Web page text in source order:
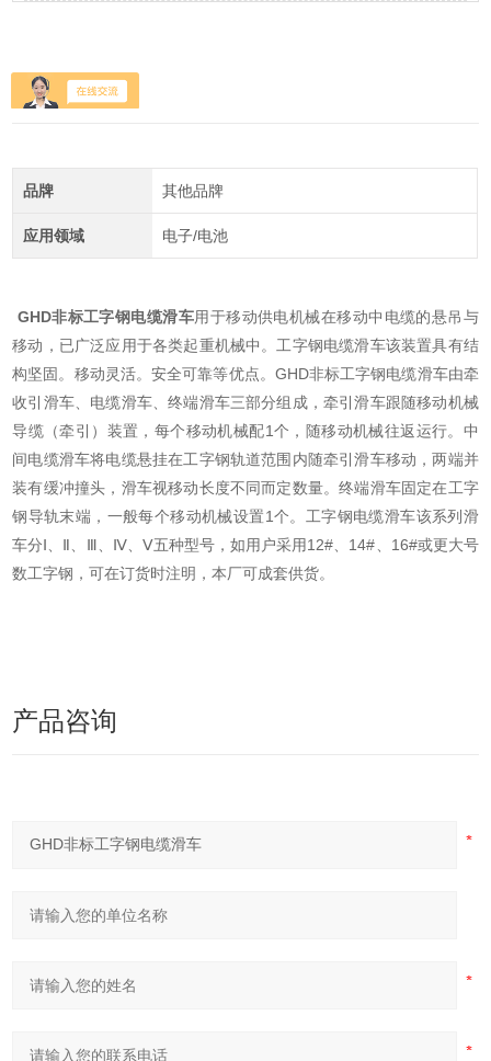
详细介绍
品牌 其他品牌
应用领域 电子/电池
GHD非标工字钢电缆滑车用于移动供电机械在移动中电缆的悬吊与
移动，已广泛应用于各类起重机械中。工字钢电缆滑车该装置具有结
构坚固。移动灵活。安全可靠等优点。 GHD非标工字钢电缆滑车由牵
收引滑车、电缆滑车、终端滑车三部分组成，牵引滑车跟随移动机械
导缆（牵引）装置，每个移动机械配1个，随移动机械往返运行。中
间电缆滑车将电缆悬挂在工字钢轨道范围内随牵引滑车移动，两端并
装有缓冲撞头，滑车视移动长度不同而定数量。终端滑车固定在工字
钢导轨末端，一般每个移动机械设置1个。工字钢电缆滑车该系列滑
车分Ⅰ、Ⅱ、Ⅲ、Ⅳ、Ⅴ五种型号，如用户采用12#、14#、16#或更大号
数工字钢，可在订货时注明，本厂可成套供货。
产品咨询